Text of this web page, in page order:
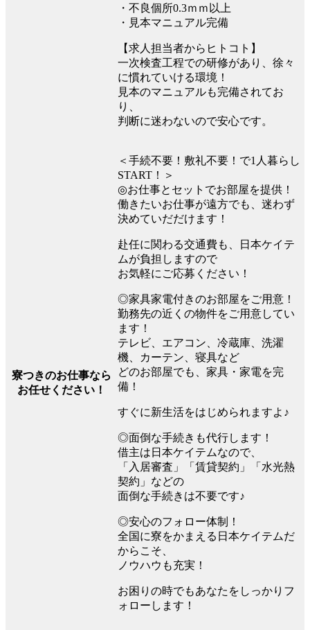
・不良個所0.3ｍｍ以上
・見本マニュアル完備
【求人担当者からヒトコト】
一次検査工程での研修があり、徐々
に慣れていける環境！
見本のマニュアルも完備されてお
り、
判断に迷わないので安心です。
寮つきのお仕事なら
お任せください！
＜手続不要！敷礼不要！で1人暮らし
START！＞
◎お仕事とセットでお部屋を提供！
働きたいお仕事が遠方でも、迷わず
決めていだだけます！
赴任に関わる交通費も、日本ケイテ
ムが負担しますので
お気軽にご応募ください！
◎家具家電付きのお部屋をご用意！
勤務先の近くの物件をご用意してい
ます！
テレビ、エアコン、冷蔵庫、洗濯
機、カーテン、寝具など
どのお部屋でも、家具・家電を完
備！
すぐに新生活をはじめられますよ♪
◎面倒な手続きも代行します！
借主は日本ケイテムなので、
「入居審査」「賃貸契約」「水光熱
契約」などの
面倒な手続きは不要です♪
◎安心のフォロー体制！
全国に寮をかまえる日本ケイテムだ
からこそ、
ノウハウも充実！
お困りの時でもあなたをしっかりフ
ォローします！